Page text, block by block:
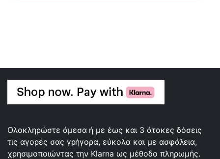
Ολοκληρώστε άμεσα ή με έως και 3 άτοκες δόσεις
τις αγορές σας γρήγορα, εύκολα και με ασφάλεια,
χρησιμοποιώντας την Klarna ως μέθοδο πληρωμής.